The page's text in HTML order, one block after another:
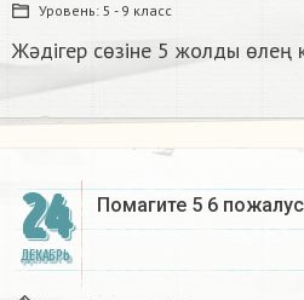
Уровень: 5 - 9 класс
Жәдігер сөзіне 5 жолды өлең
24
ДЕКАБРЬ
Помагите 5 6